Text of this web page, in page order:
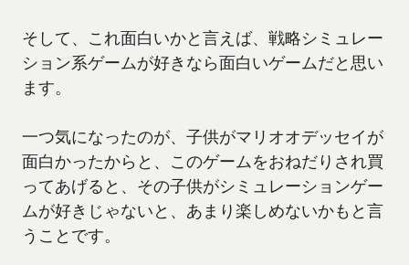
そして、これ面白いかと言えば、戦略シミュレー
ション系ゲームが好きなら面白いゲームだと思い
ます。
一つ気になったのが、子供がマリオオデッセイが
面白かったからと、このゲームをおねだりされ買
ってあげると、その子供がシミュレーションゲー
ムが好きじゃないと、あまり楽しめないかもと言
うことです。